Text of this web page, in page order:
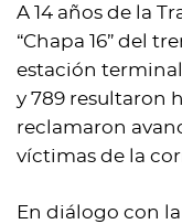
A 14 años de la
“Chapa 16” del
estación
y 789 resultaron
reclamaron
víctimas de la
En diálogo con